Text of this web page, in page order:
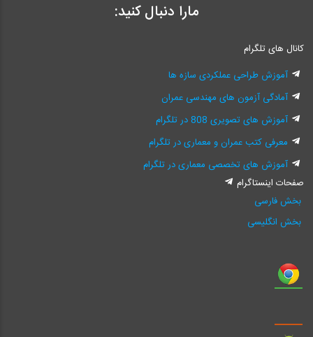
مارا دنبال کنید:
کانال های تلگرام
آموزش طراحی عملکردی سازه ها
آمادگی آزمون های مهندسی عمران
آموزش های تصویری 808 در تلگرام
معرفی کتب عمران و معماری در تلگرام
آموزش های تخصصی معماری در تلگرام
صفحات اینستاگرام
بخش فارسی
بخش انگلیسی